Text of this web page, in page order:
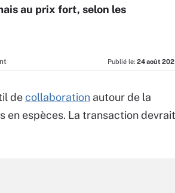
au prix fort, selon les
Publié le: 24 août
decollaboration autour de la
en espèces. La transaction devrait